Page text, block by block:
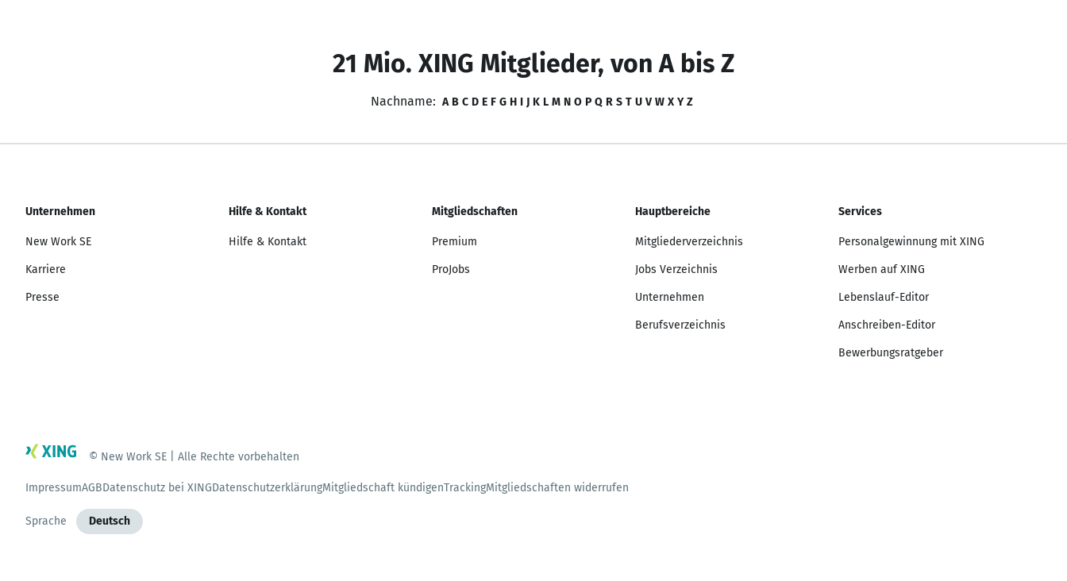
21 Mio. XING Mitglieder, von A bis Z
Nachname: A B C D E F G H I J K L M N O P Q R S T U V W X Y Z
Unternehmen
New Work SE
Karriere
Presse
Hilfe & Kontakt
Hilfe & Kontakt
Mitgliedschaften
Premium
ProJobs
Hauptbereiche
Mitgliederverzeichnis
Jobs Verzeichnis
Unternehmen
Berufsverzeichnis
Services
Personalgewinnung mit XING
Werben auf XING
Lebenslauf-Editor
Anschreiben-Editor
Bewerbungsratgeber
© New Work SE | Alle Rechte vorbehalten
ImpressumAGBDatenschutz bei XINGDatenschutzerklärungMitgliedschaft kündigenTrackingMitgliedschaften widerrufen
Sprache Deutsch